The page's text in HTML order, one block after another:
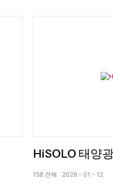
HiSOLO 태양
2026 01 12
158 견해